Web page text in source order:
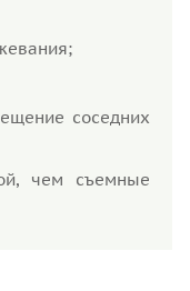
соседних
чем съемные